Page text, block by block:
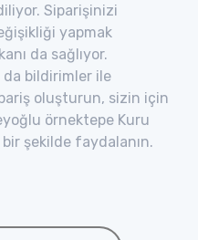
Siparişinizi
yapmak
da sağlıyor.
da bildirimler ile
oluşturun, sizin için
örnektepe Kuru
şekilde faydalanın.